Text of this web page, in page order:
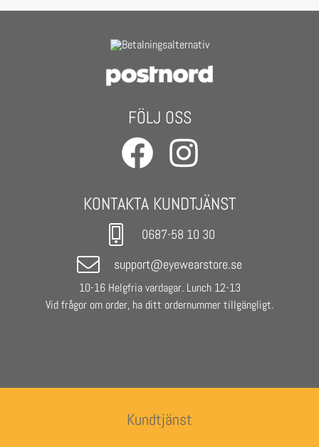
FÖLJ OSS
KONTAKTA KUNDTJÄNST
0687-58 10 30
support@eyewearstore.se
10-16 Helgfria vardagar. Lunch 12-13
Vid frågor om order, ha ditt ordernummer tillgängligt.
Kundtjänst